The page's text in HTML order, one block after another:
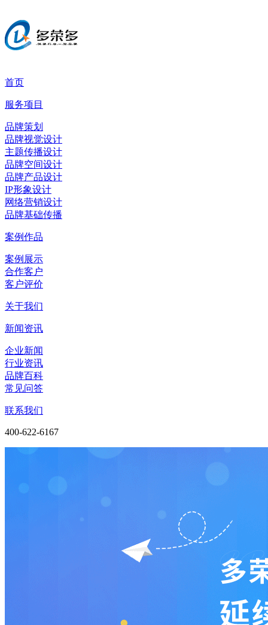
首页
服务项目
品牌策划
品牌视觉设计
主题传播设计
品牌空间设计
品牌产品设计
IP形象设计
网络营销设计
品牌基础传播
案例作品
案例展示
合作客户
客户评价
关于我们
新闻资讯
企业新闻
行业资讯
品牌百科
常见问答
联系我们
400-622-6167